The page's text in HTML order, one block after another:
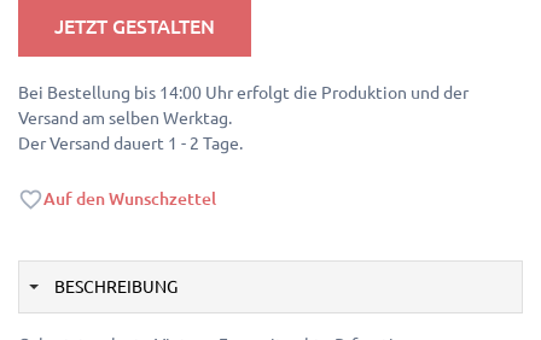
JETZT GESTALTEN
Bei Bestellung bis 14:00 Uhr erfolgt die Produktion und der
Versand am selben Werktag.
Der Versand dauert 1 - 2 Tage.
Auf den Wunschzettel
BESCHREIBUNG